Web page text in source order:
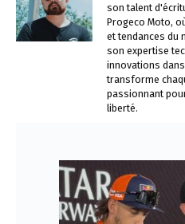
son talent
Progeco Moto,
et tendances du
son expertise
innovations
transforme
passionnant
liberté.